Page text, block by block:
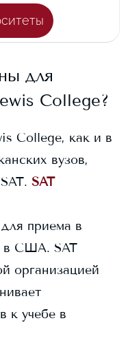
для
College?
College, как и в
вузов,
SAT
приема в
в США. SAT
организацией
к учебе в